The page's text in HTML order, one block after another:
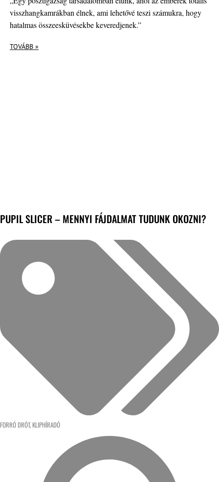
visszhangkamrákban élnek, ami lehetővé teszi számukra, hogy
hatalmas összeesküvésekbe keveredjenek.”
TOVÁBB »
PUPIL SLICER – MENNYI FÁJDALMAT TUDUNK OKOZNI?
FORRÓ DRÓT, KLIPHÍRADÓ